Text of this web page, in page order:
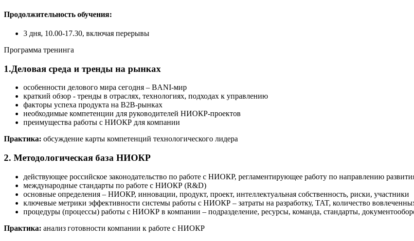
Продолжительность обучения:
3 дня, 10.00-17.30, включая перерывы
Программа тренинга
1.Деловая среда и тренды на рынках
особенности делового мира сегодня – BANI-мир
краткий обзор - тренды в отраслях, технологиях, подходах к управлению
факторы успеха продукта на B2B-рынках
необходимые компетенции для руководителей НИОКР-проектов
преимущества работы с НИОКР для компании
Практика: обсуждение карты компетенций технологического лидера
2. Методологическая база НИОКР
действующее российское законодательство по работе с НИОКР, регламентирующее работу по направлению
международные стандарты по работе с НИОКР (R&D)
основные определения – НИОКР, инновации, продукт, проект, интеллектуальная собственность, риски, участники
ключевые метрики эффективности системы работы с НИОКР – затраты на разработку, TAT, количество
процедуры (процессы) работы с НИОКР в компании – подразделение, ресурсы, команда, стандарты,
Практика: анализ готовности компании к работе с НИОКР